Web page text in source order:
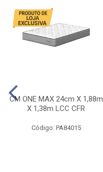
CM ONE MAX 24cm X 1,88m
X 1,38m LCC CFR
Código: PA84015